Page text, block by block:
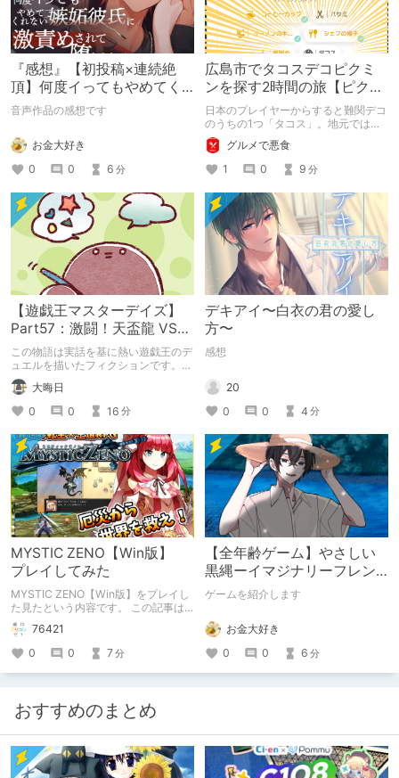
『感想』【初投稿×連続絶
頂】何度イってもやめてく
れない嫉妬彼氏に激責めさ
音声作品の感想です
お金大好き
0
0 6 分
広島市でタコスデコピクミ
ンを探す2時間の旅【ピクミ
ンブルーム / Pikmin
Bloom】
日本のプレイヤーからすると難関デコ
のうちの1つ「タコス」。地元では見
つけられなかった男が広島で探す旅を
お送りします。ねくすと5月のテーマ
「お出かけの記録」。
グルメで悪食
1
0 9 分
【遊戯王マスターデイズ】
Part57：激闘！天盃龍 VS
千年D【架空デュエル】
この物語は実話を基に熱い遊戯王のデ
ュエルを描いたフィクションです。
（自分用メモ：2025-05-14）
大晦日
0
0 16 分
デキアイ〜白衣の君の愛し
方〜
感想
20
0
0 4 分
MYSTIC ZENO【Win版】
プレイしてみた
MYSTIC ZENO【Win版】をプレイし
た見たという内容です。 この記事は
通常のクリエイターズ記事です。
76421
0
0 7分
【全年齢ゲーム】やさしい
黒縄ーイマジナリーフレン
ドの「彼」と過ごすおぼん
ゲームを紹介します
お金大好き
0
0 6 分
おすすめのまとめ